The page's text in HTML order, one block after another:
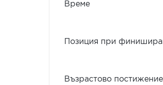
Време
Позиция при
Възрастово постижение